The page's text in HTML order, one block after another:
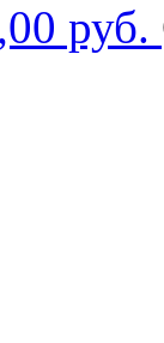
руб.